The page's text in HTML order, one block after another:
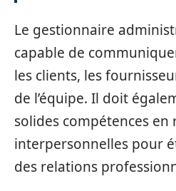
Le gestionnaire
capable de
les clients, les
de l’équipe. Il doit
solides compétences en
interpersonnelles pour
des relations